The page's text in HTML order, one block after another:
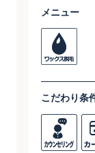
メニュー
こだわり条